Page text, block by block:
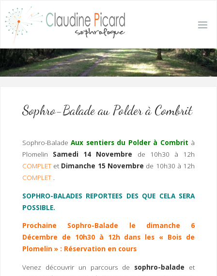
content
DIN
E PI
CAR
D :
/S
PHR
UE
E
HYP
APE
IM
Sophro-Balade au Polder à Combrit
Sophro-BaladeAux sentiers du Polder à Combrit à
Plomelin Samedi 14 Novembre de 10h30 à 12h
COMPLETetDimanche 15 Novembre de 10h30 à 12h
COMPLET.
SOPHRO-BALADES REPORTEES DES QUE CELA SERA
POSSIBLE.
Prochaine Sophro-Balade le dimanche 6
Décembre de 10h30 à 12h dans les « Bois de
Plomelin » : Réservation en cours
Venez découvrir un parcours de sophro-balade et